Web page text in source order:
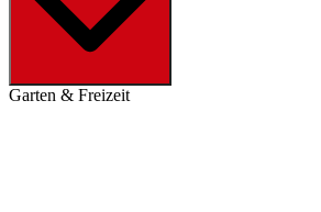
Garten & Freizeit